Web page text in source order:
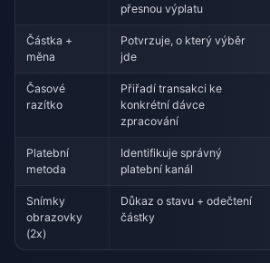
přesnou výplatu
Částka +
měna
Potvrzuje, o který výběr
jde
Časové
razítko
Přiřadí transakci ke
konkrétní dávce
zpracování
Platební
metoda
Identifikuje správný
platební kanál
Snímky
obrazovky
(2x)
Důkaz o stavu + odečtení
částky